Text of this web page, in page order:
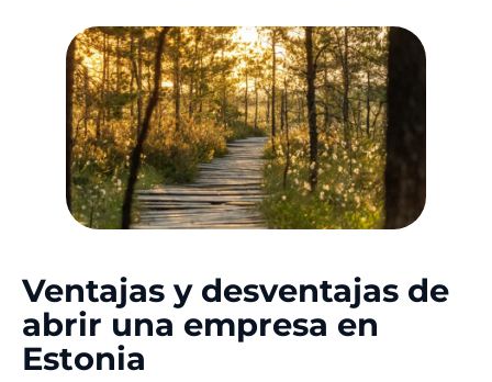
Ventajas y desventajas de
abrir una empresa en
Estonia